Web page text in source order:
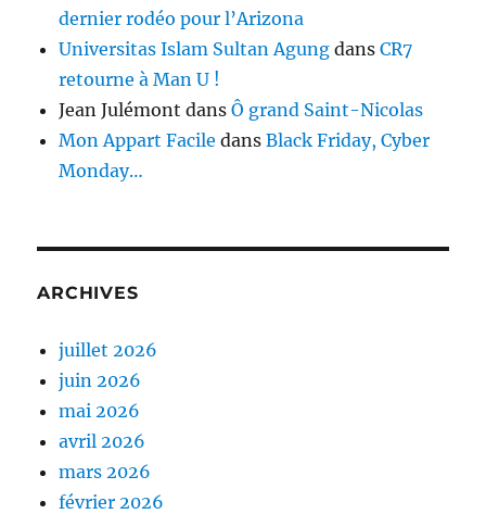
dernier rodéo pour l’Arizona
Universitas Islam Sultan Agung dansCR7
retourne à Man U !
Jean Julémont dansÔ grand Saint-Nicolas
Mon Appart Facile dansBlack Friday, Cyber
Monday…
ARCHIVES
juillet 2026
juin 2026
mai 2026
avril 2026
mars 2026
février 2026